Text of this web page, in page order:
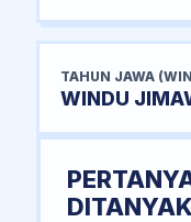
TAHUN JAWA
WINDU